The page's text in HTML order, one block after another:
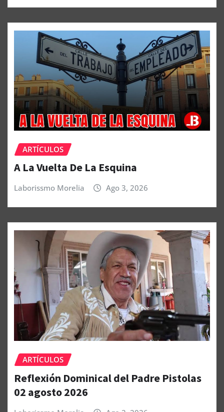
ARTÍCULOS
A La Vuelta De La Esquina
Laborissmo Morelia Ago 3, 2026
ARTÍCULOS
Reflexión Dominical del Padre Pistolas
02 agosto 2026